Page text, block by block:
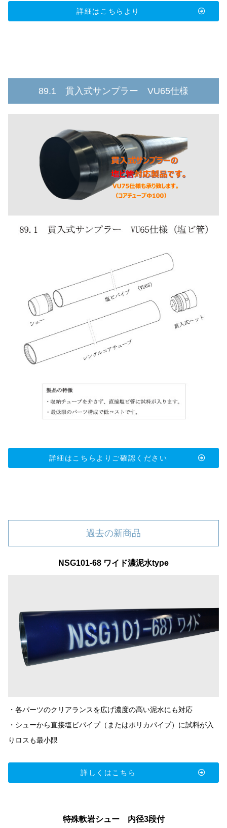
詳細はこちらより
89.1 貫入式サンプラー VU65仕様
詳細はこちらよりご確認ください
過去の新商品
NSG101-68 ワイド濃泥水type
・各パーツのクリアランスを広げ濃度の高い泥水にも対応
・シューから直接塩ビパイプ（またはポリカパイプ）に試料が入
りロスも最小限
詳しくはこちら
特殊軟岩シュー 内径3段付